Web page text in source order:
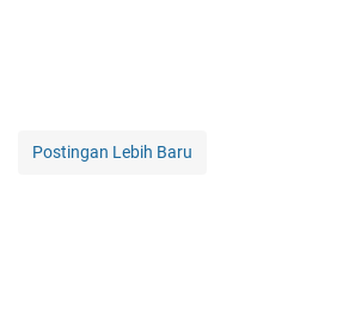
Postingan Lebih Baru